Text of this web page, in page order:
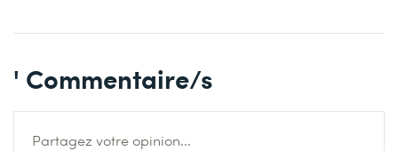
' Commentaire/s
Partagez votre opinion...